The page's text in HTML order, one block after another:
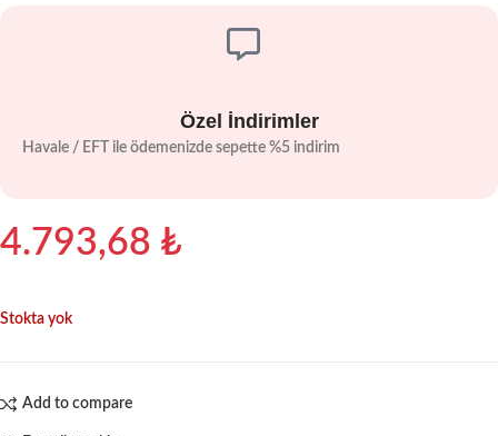
Özel İndirimler
Havale / EFT ile ödemenizde sepette %5 indirim
4.793,68 ₺
Stokta yok
Add to compare